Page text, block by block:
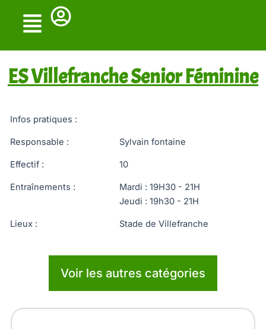
content
ES Villefranche Senior Féminine
Infos pratiques :
Responsable : Sylvain fontaine
Effectif : 10
Entraînements :
Mardi : 19H30 - 21H
Jeudi : 19h30 - 21H
Lieux : Stade de Villefranche
Voir les autres catégories